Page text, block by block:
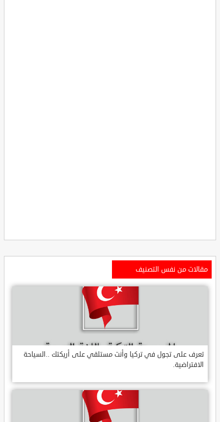
مقالات من نفس التصنيف
تعرف على تجول في تركيا وأنت مستلقي على أريكتك ..السياحة
الافتراضية.